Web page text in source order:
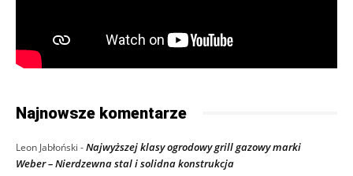
Najnowsze komentarze
Leon Jabłoński -Najwyższej klasy ogrodowy grill gazowy marki
Weber – Nierdzewna stal i solidna konstrukcja